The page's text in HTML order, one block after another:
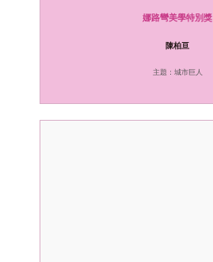
娜路彎美學特別獎
陳柏亘
主題：城市巨人